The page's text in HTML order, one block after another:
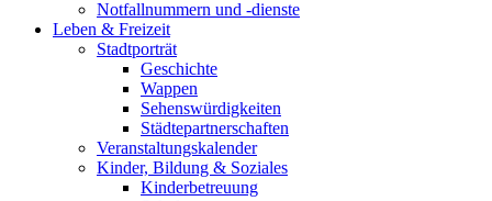
Notfallnummern und -dienste
Leben & Freizeit
Stadtporträt
Geschichte
Wappen
Sehenswürdigkeiten
Städtepartnerschaften
Veranstaltungskalender
Kinder, Bildung & Soziales
Kinderbetreuung